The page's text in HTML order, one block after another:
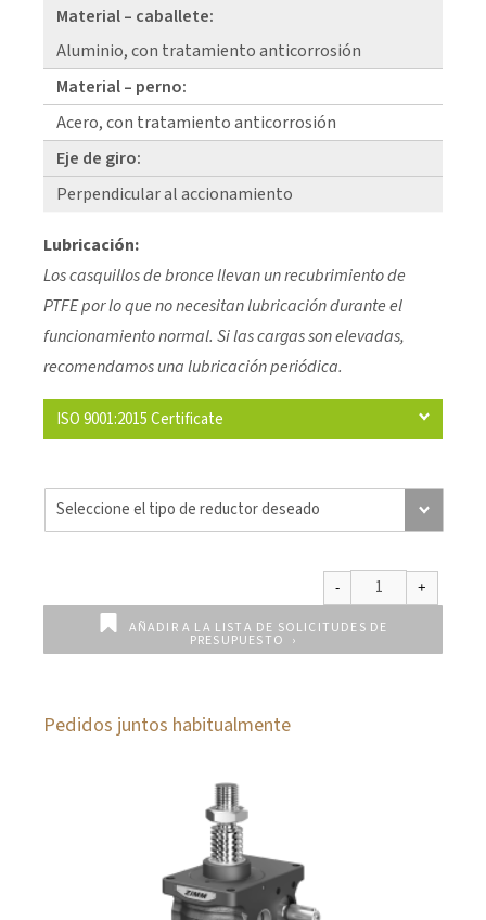
Material – caballete:
Aluminio, con tratamiento anticorrosión
Material – perno:
Acero, con tratamiento anticorrosión
Eje de giro:
Perpendicular al accionamiento
Lubricación:
Los casquillos de bronce llevan un recubrimiento de
PTFE por lo que no necesitan lubricación durante el
funcionamiento normal. Si las cargas son elevadas,
recomendamos una lubricación periódica.
ISO 9001:2015 Certificate
AÑADIR A LA LISTA DE SOLICITUDES DE
PRESUPUESTO
Pedidos juntos habitualmente